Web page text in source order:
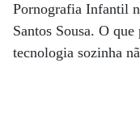
Pornografia Infantil
Santos Sousa. O
tecnologia sozinha